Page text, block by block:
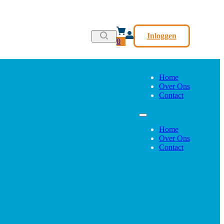
0
Inloggen
Home
Over Ons
Contact
Home
Over Ons
Contact